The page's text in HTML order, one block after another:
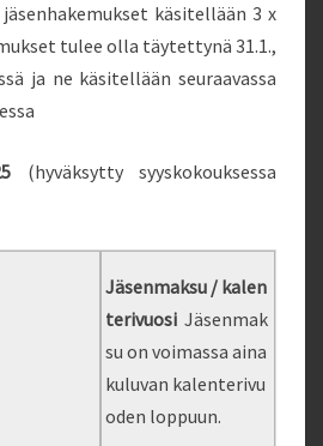
käsitellään 3 x
tulee olla täytettynä 31.1.,
ja ne käsitellään seuraavassa
(hyväksytty syyskokouksessa
Jäsenmaksu / kalen
terivuosi Jäsenmak
su on voimassa aina
kuluvan kalenterivu
oden loppuun.